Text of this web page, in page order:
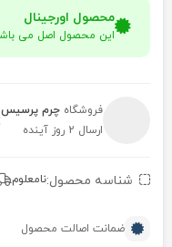
محصول اورجینال
این محصول اصل می
فروشگاهچرم پرسیس
ارسال 2 روز آینده
شناسه محصول:نامعلوم
ضمانت اصالت محصول